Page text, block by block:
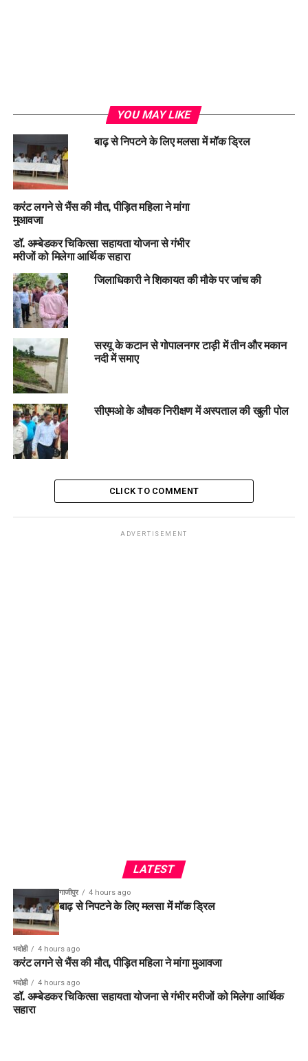
YOU MAY LIKE
बाढ़ से निपटने के लिए मलसा में मॉक ड्रिल
करंट लगने से भैंस की मौत, पीड़ित महिला ने मांगा
मुआवजा
डॉ. अम्बेडकर चिकित्सा सहायता योजना से गंभीर
मरीजों को मिलेगा आर्थिक सहारा
जिलाधिकारी ने शिकायत की मौके पर जांच की
सरयू के कटान से गोपालनगर टाड़ी में तीन और मकान
नदी में समाए
सीएमओ के औचक निरीक्षण में अस्पताल की खुली पोल
CLICK TO COMMENT
ADVERTISEMENT
LATEST
गाजीपुर 4 hours ago
बाढ़ से निपटने के लिए मलसा में मॉक ड्रिल
भदोही 4 hours ago
करंट लगने से भैंस की मौत, पीड़ित महिला ने मांगा मुआवजा
भदोही 4 hours ago
डॉ. अम्बेडकर चिकित्सा सहायता योजना से गंभीर मरीजों को मिलेगा आर्थिक
सहारा